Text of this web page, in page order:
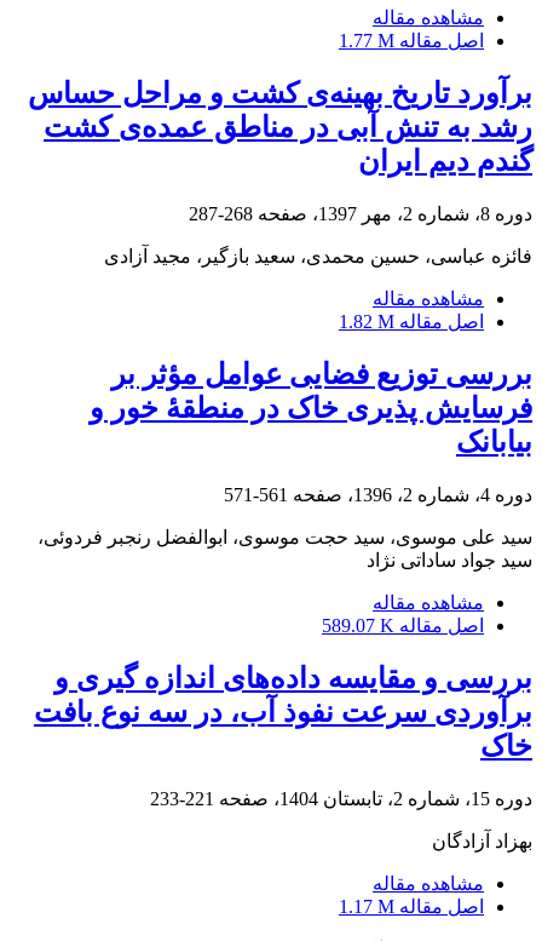
مشاهده مقاله
اصل مقاله 1.77 M
برآورد تاریخ بهینه‌ی کشت و مراحل حساس
رشد به تنش آبی در مناطق عمده‌ی کشت
گندم دیم ایران
دوره 8، شماره 2، مهر 1397، صفحه 268-287
فائزه عباسی، حسین محمدی، سعید بازگیر، مجید آزادی
مشاهده مقاله
اصل مقاله 1.82 M
بررسی توزیع فضایی عوامل مؤثر بر
فرسایش ‏پذیری خاک در منطقۀ خور و
بیابانک
دوره 4، شماره 2، 1396، صفحه 561-571
سید علی موسوی، سید حجت موسوی، ابوالفضل رنجبر فردوئی،
سید جواد ساداتی نژاد
مشاهده مقاله
اصل مقاله 589.07 K
بررسی و مقایسه داده‌های اندازه گیری و
برآوردی سرعت نفوذ آب، در سه نوع بافت
خاک
دوره 15، شماره 2، تابستان 1404، صفحه 221-233
بهزاد آزادگان
مشاهده مقاله
اصل مقاله 1.17 M